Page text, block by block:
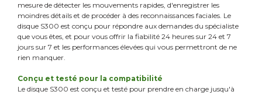
mesure de détecter les mouvements rapides, d'enregistrer les
moindres détails et de procéder à des reconnaissances faciales. Le
disque S300 est conçu pour répondre aux demandes du spécialiste
que vous êtes, et pour vous offrir la fiabilité 24 heures sur 24 et 7
jours sur 7 et les performances élevées qui vous permettront de ne
rien manquer.
Conçu et testé pour la compatibilité
Le disque S300 est conçu et testé pour prendre en charge jusqu'à